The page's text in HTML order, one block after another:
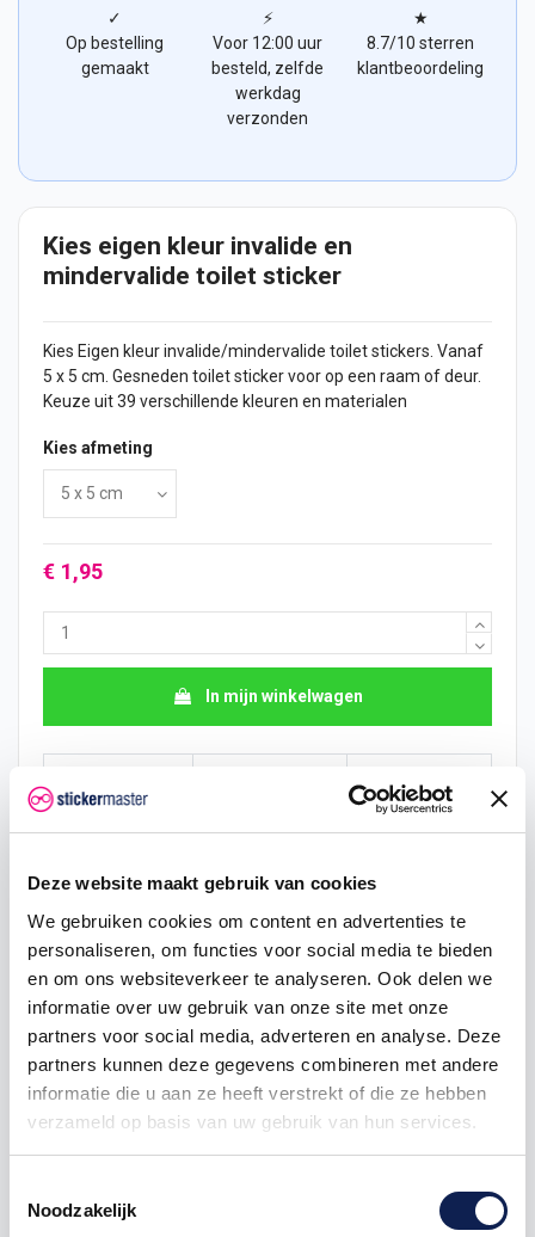
Deze website maakt gebruik van cookies
We gebruiken cookies om content en advertenties te
personaliseren, om functies voor social media te bieden
en om ons websiteverkeer te analyseren. Ook delen we
informatie over uw gebruik van onze site met onze
partners voor social media, adverteren en analyse. Deze
partners kunnen deze gegevens combineren met andere
informatie die u aan ze heeft verstrekt of die ze hebben
verzameld op basis van uw gebruik van hun services.
Noodzakelijk
✓
Op bestelling
gemaakt
⚡
Voor 12:00 uur
besteld, zelfde
werkdag
verzonden
★
8.7/10 sterren
klantbeoordeling
Kies eigen kleur invalide en
mindervalide toilet sticker
Kies Eigen kleur invalide/mindervalide toiletstickers . Vanaf
5 x 5 cm. Gesneden toiletstickervoor op een raam ofdeur.
Keuze uit 39 verschillende kleuren en materialen
Kies afmeting
€ 1,95
In mijn winkelwagen
2 € 1,85 € 0,20
5 € 1,80 € 0,73
10 € 1,76 € 1,95
25 € 1,66 € 7,31
50 € 1,56 € 19,50
€ 1,46
250 € 1,37 € 146,25